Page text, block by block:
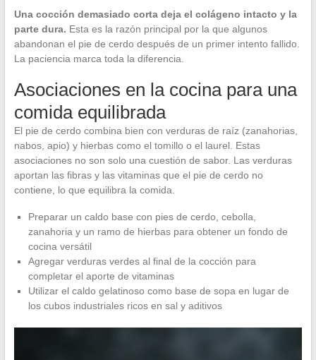
Una cocción demasiado corta deja el colágeno intacto y la
parte dura. Esta es la razón principal por la que algunos
abandonan el pie de cerdo después de un primer intento fallido.
La paciencia marca toda la diferencia.
Asociaciones en la cocina para una
comida equilibrada
El pie de cerdo combina bien con verduras de raíz (zanahorias,
nabos, apio) y hierbas como el tomillo o el laurel. Estas
asociaciones no son solo una cuestión de sabor. Las verduras
aportan las fibras y las vitaminas que el pie de cerdo no
contiene, lo que equilibra la comida.
Preparar un caldo base con pies de cerdo, cebolla,
zanahoria y un ramo de hierbas para obtener un fondo de
cocina versátil
Agregar verduras verdes al final de la cocción para
completar el aporte de vitaminas
Utilizar el caldo gelatinoso como base de sopa en lugar de
los cubos industriales ricos en sal y aditivos